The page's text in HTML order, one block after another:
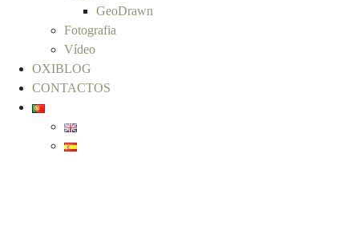
GeoDrawn
Fotografia
Vídeo
OXIBLOG
CONTACTOS